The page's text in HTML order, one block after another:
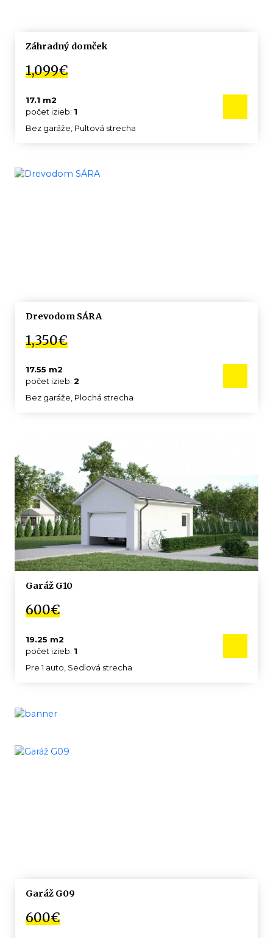
Záhradný domček
1,099€
17.1 m2
počet izieb: 1
Bez garáže, Pultová strecha
Drevodom SÁRA
1,350€
17.55 m2
počet izieb: 2
Bez garáže, Plochá strecha
Garáž G10
600€
19.25 m2
počet izieb: 1
Pre 1 auto, Sedlová strecha
Garáž G09
600€